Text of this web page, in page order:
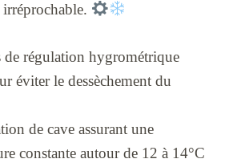
de régulation hygrométrique
éviter le dessèchement du
de cave assurant une
constante autour de 12 à 14°C